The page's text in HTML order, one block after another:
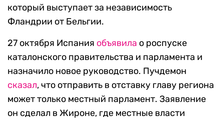
который выступает за независимость
Фландрии от Бельгии.
27 октября Испания объявила о роспуске
каталонского правительства и парламента и
назначило новое руководство. Пучдемон
сказал, что отправить в отставку главу региона
может только местный парламент. Заявление
он сделал в Жироне, где местные власти